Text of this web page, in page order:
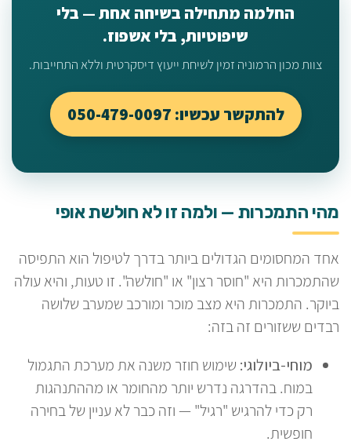
החלמה מתחילה בשיחה אחת — בלי
שיפוטיות, בלי אשפוז.
צוות מכון הרמוניה זמין לשיחת ייעוץ דיסקרטית וללא התחייבות.
להתקשר עכשיו: 050-479-0097
מהי התמכרות — ולמה זו לא חולשת אופי
אחד המחסומים הגדולים ביותר בדרך לטיפול הוא התפיסה
שהתמכרות היא "חוסר רצון" או "חולשה". זו טעות, והיא עולה
ביוקר. התמכרות היא מצב מוכר ומורכב שמערב שלושה
רבדים ששזורים זה בזה:
מוחי-ביולוגי: שימוש חוזר משנה את מערכת התגמול
במוח. בהדרגה נדרש יותר מהחומר או מההתנהגות
רק כדי להרגיש "רגיל" — וזה כבר לא עניין של בחירה
חופשית.